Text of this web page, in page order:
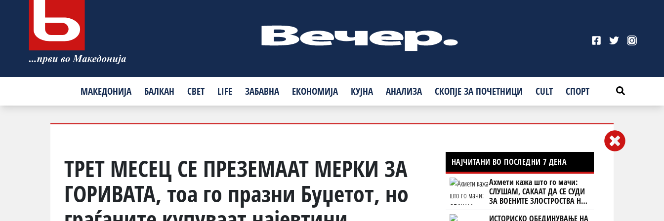
МАКЕДОНИЈА БАЛКАН СВЕТ LIFE ЗАБАВНА ЕКОНОМИЈА КУЈНА АНАЛИЗА СКОПЈЕ ЗА ПОЧЕТНИЦИ CULT СПОРТ
ТРЕТ МЕСЕЦ СЕ ПРЕЗЕМААТ МЕРКИ ЗА
ГОРИВАТА, тоа го празни Буџетот, но
НАЈЧИТАНИ ВО ПОСЛЕДНИ 7 ДЕНА
Ахмети кажа што го мачи:
СЛУШАМ, САКААТ ДА СЕ СУДИ
ЗА ВОЕНИТЕ ЗЛОСТРОСТВА НА
УЧК...
ИСТОРИСКО ОБЕДИНУВАЊЕ НА